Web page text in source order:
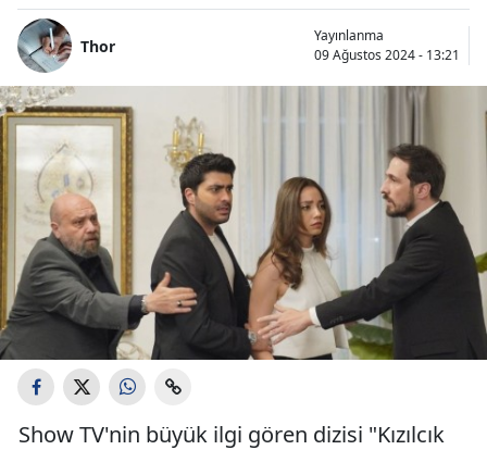
Thor
Yayınlanma
09 Ağustos 2024 - 13:21
Show TV'nin büyük ilgi gören dizisi "Kızılcık